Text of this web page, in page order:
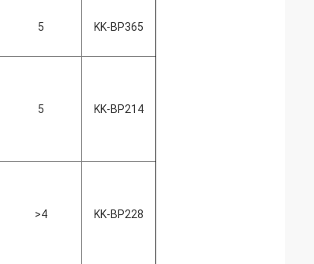
5 KK-BP365
5 KK-BP214
>4 KK-BP228